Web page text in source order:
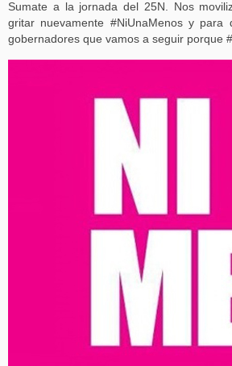
Sumate a la jornada del 25N. Nos
gritar nuevamente #NiUnaMenos y
gobernadores que vamos a seguir porque